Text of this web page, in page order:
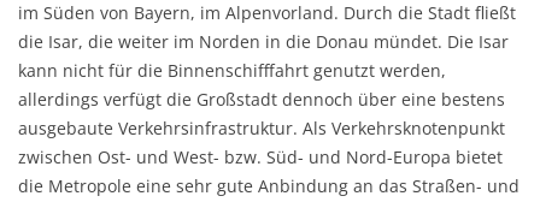
im Süden von Bayern, im Alpenvorland. Durch die Stadt fließt
die Isar, die weiter im Norden in die Donau mündet. Die Isar
kann nicht für die Binnenschifffahrt genutzt werden,
allerdings verfügt die Großstadt dennoch über eine bestens
ausgebaute Verkehrsinfrastruktur. Als Verkehrsknotenpunkt
zwischen Ost- und West- bzw. Süd- und Nord-Europa bietet
die Metropole eine sehr gute Anbindung an das Straßen- und